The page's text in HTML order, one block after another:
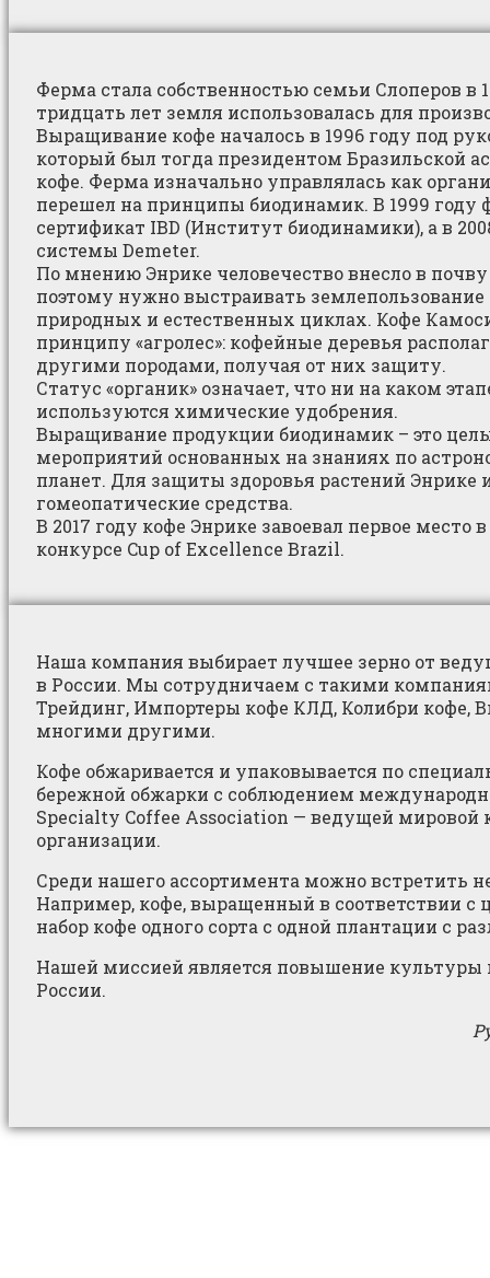
Ферма стала собственностью семьи Слоперов в
тридцать лет земля использовалась для
Выращивание кофе началось в 1996 году под
который был тогда президентом Бразильской
кофе. Ферма изначально управлялась как
перешел на принципы биодинамик. В 1999 году
сертификат IBD (Институт биодинамики), а в
системы Demeter.
По мнению Энрике человечество внесло в
поэтому нужно выстраивать землепользование
природных и естественных циклах. Кофе
принципу «агролес»: кофейные деревья
другими породами, получая от них защиту.
Статус «органик» означает, что ни на каком
используются химические удобрения.
Выращивание продукции биодинамик – это
мероприятий основанных на знаниях по
планет. Для защиты здоровья растений Энрике
гомеопатические средства.
В 2017 году кофе Энрике завоевал первое место
конкурсе Cup of Excellence Brazil.
Наша компания выбирает лучшее зерно от
в России. Мы сотрудничаем с такими
Трейдинг, Импортеры кофе КЛД, Колибри кофе,
многими другими.
Кофе обжаривается и упаковывается по
бережной обжарки с соблюдением
Specialty Coffee Association — ведущей мировой
организации.
Среди нашего ассортимента можно встретить
Например, кофе, выращенный в соответствии с
набор кофе одного сорта с одной плантации с
Нашей миссией является повышение культуры
России.